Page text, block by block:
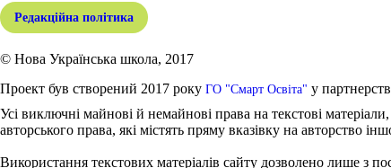
Редакційна політика
© Нова Українська школа, 2017
Проект був створений 2017 року ГО "Смарт Освіта" у
Усі виключні майнові й немайнові права на текстові
авторського права, які містять пряму вказівку на авторство
Використання текстових матеріалів сайту дозволено лише з